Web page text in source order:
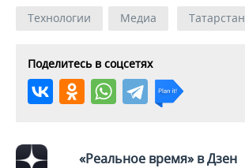
Технологии Медиа Татарстан
Поделитесь в соцсетях
«Реальное время» в Дзен